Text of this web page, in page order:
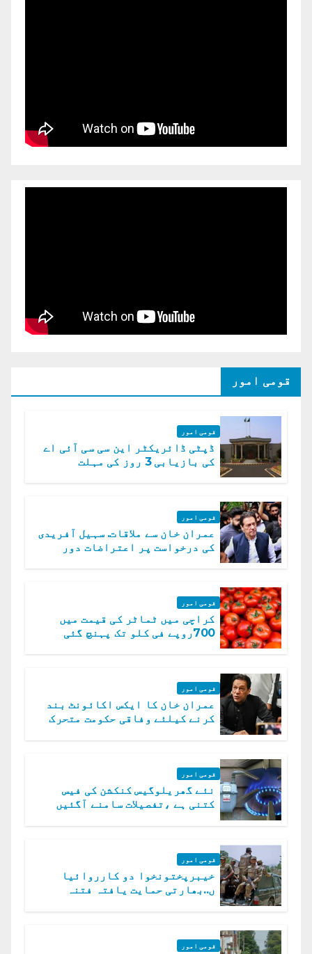
قومی امور
قومی امور
ڈپٹی ڈائریکٹر این سی سی آئی اے
کی بازیابی 3 روز کی مہلت
قومی امور
عمران خان سے ملاقات. سہیل آفریدی
کی درخواست پر اعتراضات دور
قومی امور
کراچی میں ٹماٹر کی قیمت میں
700روپے فی کلو تک پہنچ گئی
قومی امور
عمران خان کا ایکس اکائونٹ بند
کرنے کیلئے وفاقی حکومت متحرک
قومی امور
نئے گھریلوگیس کنکشن کی فیس
کتنی ہے ،تفصیلات سامنے آگئیں
قومی امور
خیبرپختونخوا دو کارروائیا
ں..بھارتی حمایت یافتہ فتنہ
قومی امور